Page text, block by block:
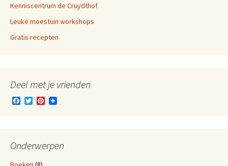
t
Kenniscentrum de Cruydthof
Leuke moestuin workshops
Gratis recepten
Deel met je vrienden
o
o
T
e
r
P
r
e
Onderwerpen